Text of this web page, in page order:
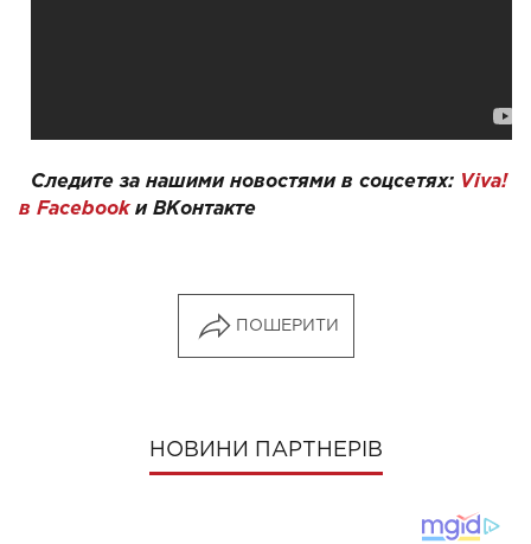
Следите за нашими новостями в соцсетях: Viva!
в Facebookи ВКонтакте
ПОШЕРИТИ
НОВИНИ ПАРТНЕРІВ